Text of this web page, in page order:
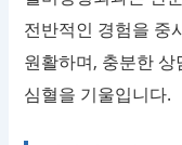
전반적인 경험을 중
원활하며, 충분한
심혈을 기울입니다.